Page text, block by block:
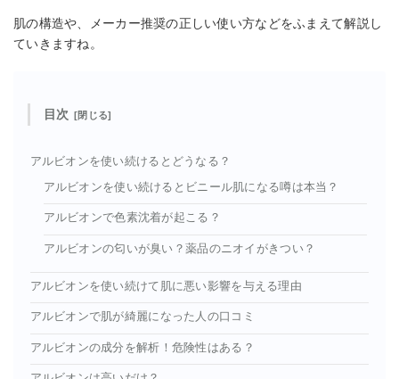
肌の構造や、メーカー推奨の正しい使い方などをふまえて解説し
ていきますね。
目次
アルビオンを使い続けるとどうなる？
アルビオンを使い続けるとビニール肌になる噂は本当？
アルビオンで色素沈着が起こる？
アルビオンの匂いが臭い？薬品のニオイがきつい？
アルビオンを使い続けて肌に悪い影響を与える理由
アルビオンで肌が綺麗になった人の口コミ
アルビオンの成分を解析！危険性はある？